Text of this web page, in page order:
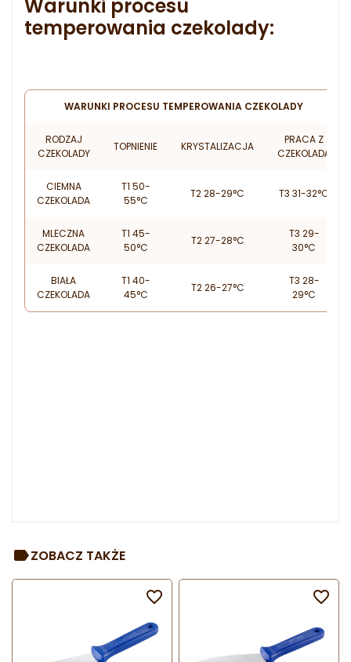
Warunki procesu
temperowania czekolady:
WARUNKI PROCESU TEMPEROWANIA CZEKOLADY
RODZAJ
CZEKOLADY
TOPNIENIE KRYSTALIZACJA
PRACA Z
CZEKOLADĄ
CIEMNA
CZEKOLADA
T1 50-
55°C
T2 28-29°C T3 31-32°C
MLECZNA
CZEKOLADA
T1 45-
50°C
T2 27-28°C
T3 29-
30°C
BIAŁA
CZEKOLADA
T1 40-
45°C
T2 26-27°C
T3 28-
29°C
ZOBACZ TAKŻE
 